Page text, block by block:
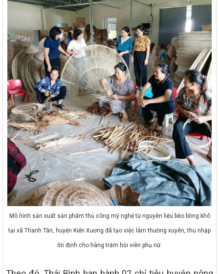
Mô hình sản xuất sản phẩm thủ công mỹ nghệ từ nguyên liệu bèo bồng khô
tại xã Thanh Tân, huyện Kiến Xương đã tạo việc làm thường xuyên, thu nhập
ổn định cho hàng trăm hội viên phụ nữ.